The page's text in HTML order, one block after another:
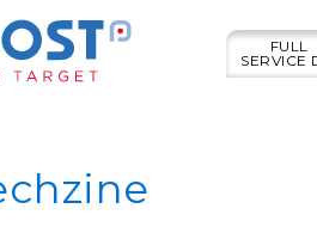
FULL
SERVICE